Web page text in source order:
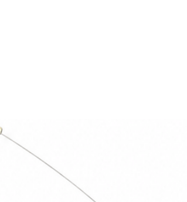
Bu sebeple kargoda oluşacak hasar sorumluluğu
yapan müşteriye aittir.
nedeniyle takı ürünlerinde iade geçerli değildir.